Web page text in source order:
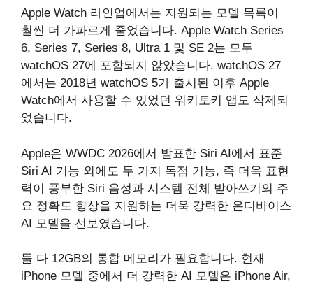
Apple Watch 라인업에서는 지원되는 모델 목록이
훨씬 더 가파르게 줄었습니다. Apple Watch Series
6, Series 7, Series 8, Ultra 1 및 SE 2는 모두
watchOS 27에 포함되지 않았습니다. watchOS 27
에서는 2018년 watchOS 5가 출시된 이후 Apple
Watch에서 사용할 수 있었던 워키토키 앱도 삭제되
었습니다.
Apple은 WWDC 2026에서 발표한 Siri AI에서 표준
Siri AI 기능 외에도 두 가지 독점 기능, 즉 더욱 표현
력이 풍부한 Siri 음성과 시스템 전체 받아쓰기의 주
요 정확도 향상을 지원하는 더욱 강력한 온디바이스
AI 모델을 선보였습니다.
둘 다 12GB의 통합 메모리가 필요합니다. 현재
iPhone 모델 중에서 더 강력한 AI 모델은 iPhone Air,